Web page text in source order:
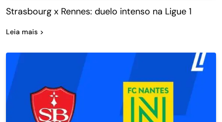
Strasbourg x Rennes: duelo intenso na Ligue 1
Leia mais